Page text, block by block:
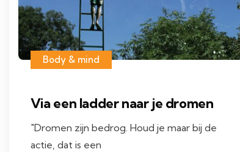
Body & mind
Via een ladder naar je dromen
"Dromen zijn bedrog. Houd je maar bij de
actie, dat is een